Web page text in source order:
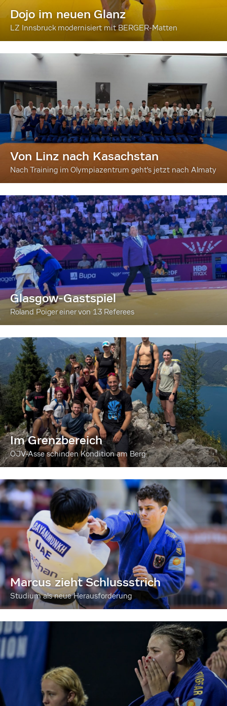
Dojo im neuen Glanz
LZ Innsbruck modernisiert mit BERGER-Matten
Von Linz nach Kasachstan
Nach Training im Olympiazentrum geht's jetzt nach Almaty
Glasgow-Gastspiel
Roland Poiger einer von 13 Referees
Im Grenzbereich
ÖJV-Asse schinden Kondition am Berg
Marcus zieht Schlussstrich
Studium als neue Herausforderung